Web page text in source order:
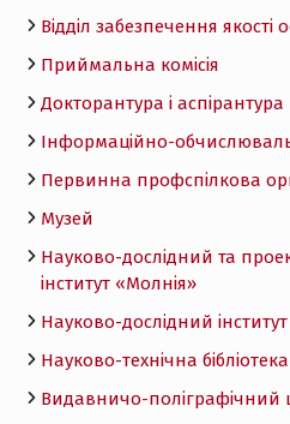
Відділ забезпечення якості
Приймальна комісія
Докторантура і аспірантура
Інформаційно-
Первинна профспілкова
Музей
Науково-дослідний та
інститут «Молнія»
Науково-дослідний
Науково-технічна бібліотека
Видавничо-поліграфічний